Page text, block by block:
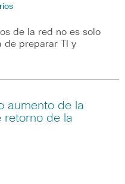
de la red no es solo
de preparar TI y
aumento de la
retorno de la